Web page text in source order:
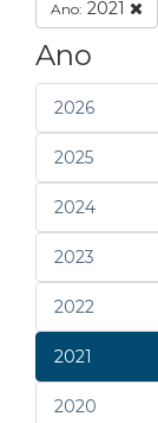
Ano: 2021
Ano
2026
2025
2024
2023
2022
2021
2020